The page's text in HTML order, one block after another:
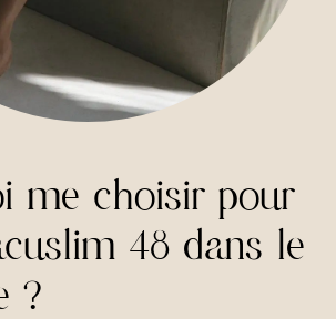
me choisir pour
48 dans le
?